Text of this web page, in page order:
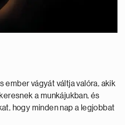
ember vágyát váltja valóra, akik
a munkájukban, és
hogy minden nap a legjobbat